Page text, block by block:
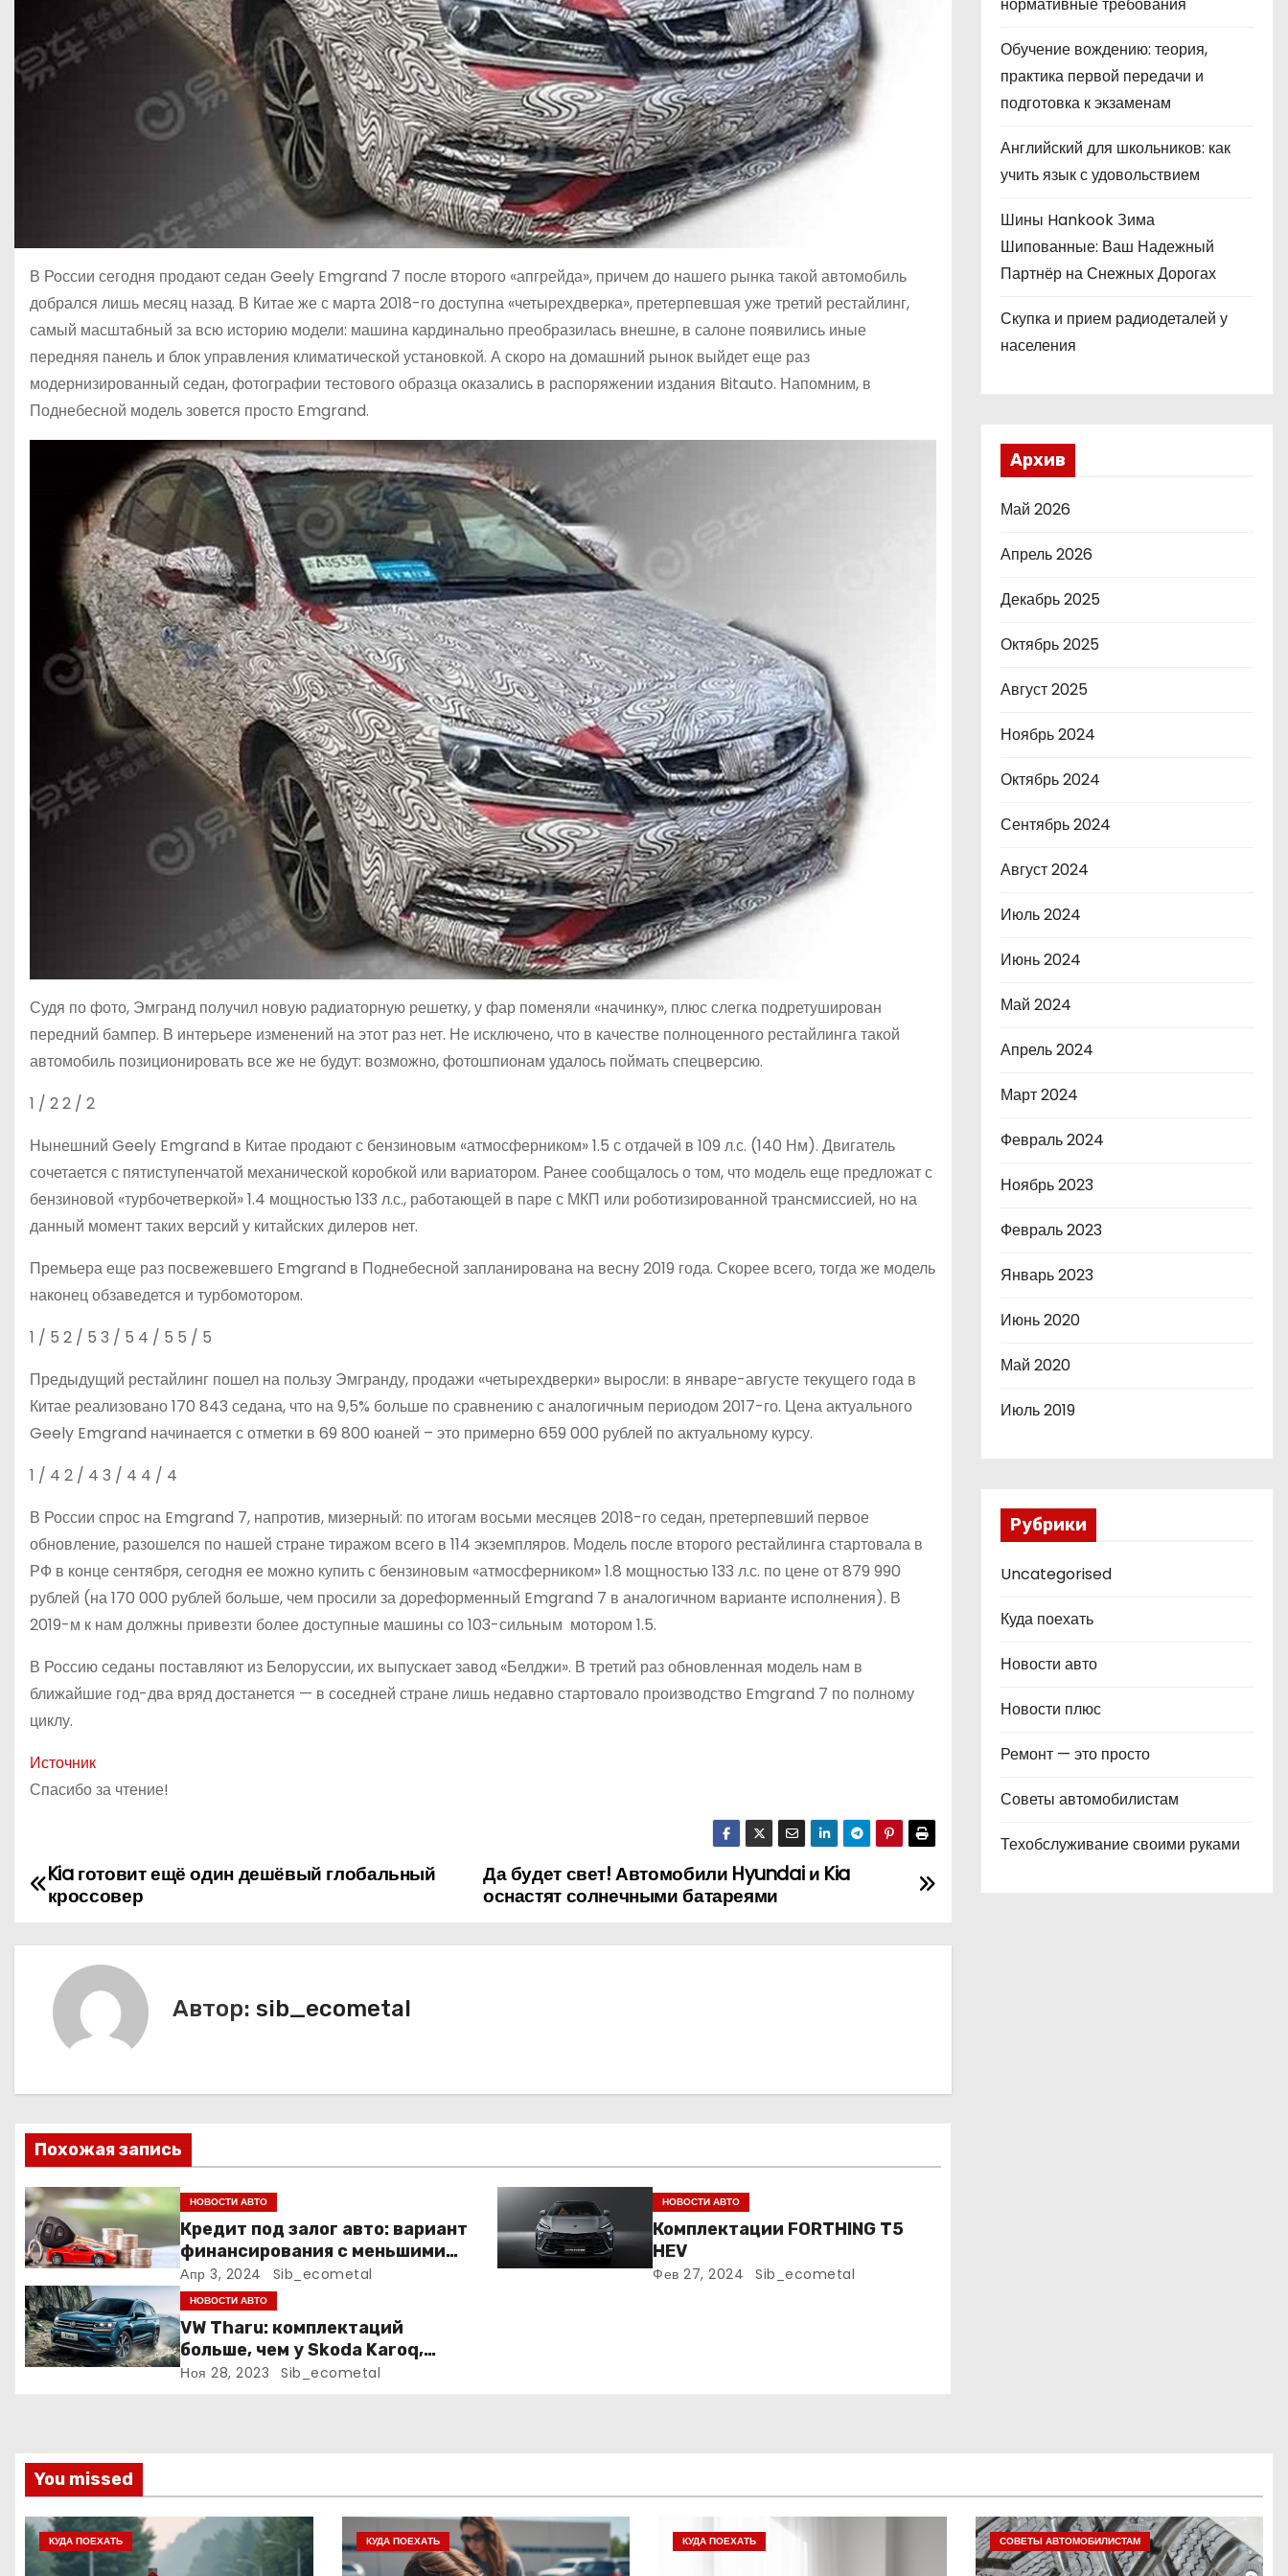
В России сегодня продают седан Geely Emgrand 7 после второго «апгрейда», причем до нашего рынка такой автомобиль
добрался лишь месяц назад. В Китае же с марта 2018-го доступна «четырехдверка», претерпевшая уже третий рестайлинг,
самый масштабный за всю историю модели: машина кардинально преобразилась внешне, в салоне появились иные
передняя панель и блок управления климатической установкой. А скоро на домашний рынок выйдет еще раз
модернизированный седан, фотографии тестового образца оказались в распоряжении издания Bitauto. Напомним, в
Поднебесной модель зовется просто Emgrand.
Судя по фото, Эмгранд получил новую радиаторную решетку, у фар поменяли «начинку», плюс слегка подретуширован
передний бампер. В интерьере изменений на этот раз нет. Не исключено, что в качестве полноценного рестайлинга такой
автомобиль позиционировать все же не будут: возможно, фотошпионам удалось поймать спецверсию.
1 / 22 / 2
Нынешний Geely Emgrand в Китае продают с бензиновым «атмосферником» 1.5 с отдачей в 109 л.с. (140 Нм). Двигатель
сочетается с пятиступенчатой механической коробкой или вариатором. Ранее сообщалось о том, что модель еще предложат с
бензиновой «турбочетверкой» 1.4 мощностью 133 л.с., работающей в паре с МКП или роботизированной трансмиссией, но на
данный момент таких версий у китайских дилеров нет.
Премьера еще раз посвежевшего Emgrand в Поднебесной запланирована на весну 2019 года. Скорее всего, тогда же модель
наконец обзаведется и турбомотором.
1 / 5 2 / 5 3 / 5 4 / 5 5 / 5
Предыдущий рестайлинг пошел на пользу Эмгранду, продажи «четырехдверки» выросли: в январе-августе текущего года в
Китае реализовано 170 843 седана, что на 9,5% больше по сравнению с аналогичным периодом 2017-го. Цена актуального
Geely Emgrand начинается с отметки в 69 800 юаней – это примерно 659 000 рублей по актуальному курсу.
1 / 4 2 / 4 3 / 4 4 / 4
В России спрос на Emgrand 7, напротив, мизерный: по итогам восьми месяцев 2018-го седан, претерпевший первое
обновление, разошелся по нашей стране тиражом всего в 114 экземпляров. Модель после второго рестайлинга стартовала в
РФ в конце сентября, сегодня ее можно купить с бензиновым «атмосферником» 1.8 мощностью 133 л.с. по цене от 879 990
рублей (на 170 000 рублей больше, чем просили за дореформенный Emgrand 7 в аналогичном варианте исполнения). В
2019-м к нам должны привезти более доступные машины со 103-сильным мотором 1.5.
В Россию седаны поставляют из Белоруссии, их выпускает завод «Белджи». В третий раз обновленная модель нам в
ближайшие год-два вряд достанется — в соседней стране лишь недавно стартовало производство Emgrand 7 по полному
циклу.
Источник
Спасибо за чтение!
Н
и
я
п
о
з
а
с
я
м
Да будет свет! Автомобили Hyundai и Kia
оснастят солнечными батареями
Kia готовит ещё один дешёвый глобальный
кроссовер
Автор: sib_ecometal
Похожая запись
НОВОСТИ АВТО
Кредит под залог авто: вариант
финансирования с меньшими
рисками
Апр 3, 2024 Sib_ecometal
НОВОСТИ АВТО
Комплектации FORTHING T5
HEV
Фев 27, 2024 Sib_ecometal
НОВОСТИ АВТО
VW Tharu: комплектаций
больше, чем у Skoda Karoq,
цены – выше. Оба кросса
Ноя 28, 2023 Sib_ecometal
Обучение вождению: теория,
практика первой передачи и
подготовка к экзаменам
Английский для школьников: как
учить язык с удовольствием
Шины Hankook Зима
Шипованные: Ваш Надежный
Партнёр на Снежных Дорогах
Скупка и прием радиодеталей у
населения
Архив
Май 2026
Апрель 2026
Декабрь 2025
Октябрь 2025
Август 2025
Ноябрь 2024
Октябрь 2024
Сентябрь 2024
Август 2024
Июль 2024
Июнь 2024
Май 2024
Апрель 2024
Март 2024
Февраль 2024
Ноябрь 2023
Февраль 2023
Январь 2023
Июнь 2020
Май 2020
Июль 2019
Рубрики
Uncategorised
Куда поехать
Новости авто
Новости плюс
Ремонт — это просто
Советы автомобилистам
Техобслуживание своими руками
You missed
КУДА ПОЕХАТЬ КУДА ПОЕХАТЬ КУДА ПОЕХАТЬ СОВЕТЫ АВТОМОБИЛИСТАМ